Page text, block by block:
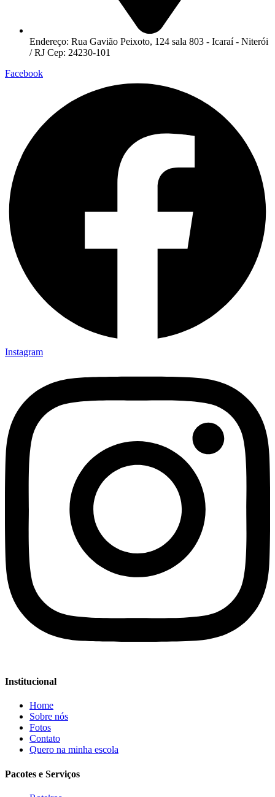
Endereço: Rua Gavião Peixoto, 124 sala 803 - Icaraí - Niterói
/ RJ Cep: 24230-101
Facebook
Instagram
Institucional
Home
Sobre nós
Fotos
Contato
Quero na minha escola
Pacotes e Serviços